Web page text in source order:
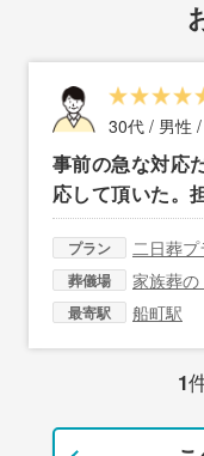
30代 / 男性 /
事前の急な対応
応して頂いた。
プラン 二日葬プ
葬儀場 家族葬
最寄駅 船町駅
1